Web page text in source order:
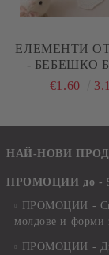
ЕЛЕМЕНТИ
- БЕБЕШКО
МОМИЧЕНЦЕ
€1.60
НАЙ-НОВИ
ПРОМОЦИИ до -
ПРОМОЦИИ -
молдове и форми
ПРОМОЦИИ -